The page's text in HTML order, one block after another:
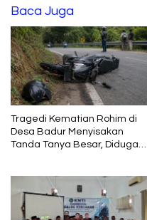
Baca Juga
Tragedi Kematian Rohim di
Desa Badur Menyisakan
Tanda Tanya Besar, Diduga